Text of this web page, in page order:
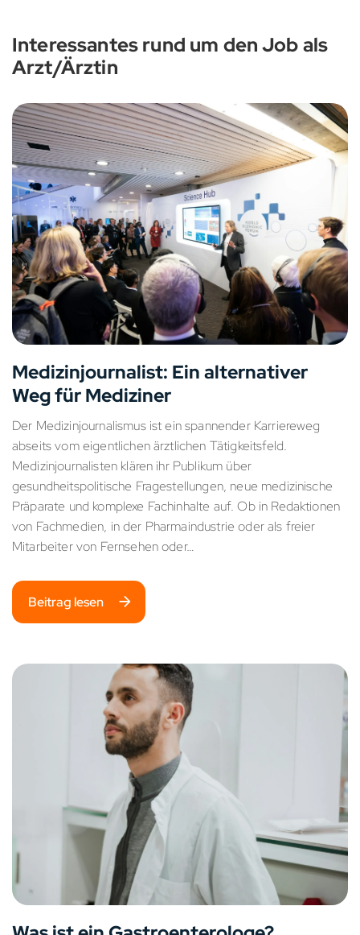
Interessantes rund um den Job als
Arzt/Ärztin
Medizinjournalist: Ein alternativer
Weg für Mediziner
Der Medizinjournalismus ist ein spannender Karriereweg
abseits vom eigentlichen ärztlichen Tätigkeitsfeld.
Medizinjournalisten klären ihr Publikum über
gesundheitspolitische Fragestellungen, neue medizinische
Präparate und komplexe Fachinhalte auf. Ob in Redaktionen
von Fachmedien, in der Pharmaindustrie oder als freier
Mitarbeiter von Fernsehen oder…
Beitrag lesen